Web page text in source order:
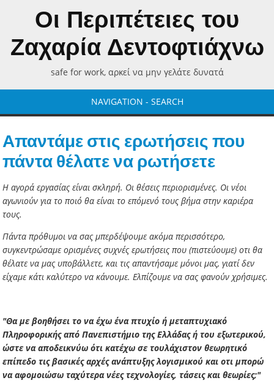
Οι Περιπέτειες του
Ζαχαρία Δεντοφτιάχνω
safe for work, αρκεί να μην γελάτε δυνατά
NAVIGATION - SEARCH
Απαντάμε στις ερωτήσεις που
πάντα θέλατε να ρωτήσετε
Η αγορά εργασίας είναι σκληρή. Οι θέσεις περιορισμένες. Οι νέοι
αγωνιούν για το ποιό θα είναι το επόμενό τους βήμα στην καριέρα
τους.
Πάντα πρόθυμοι να σας μπερδέψουμε ακόμα περισσότερο,
συγκεντρώσαμε ορισμένες συχνές ερωτήσεις που (πιστεύουμε) οτι θα
θέλατε να μας υποβάλλετε, και τις απαντήσαμε μόνοι μας, γιατί δεν
είχαμε κάτι καλύτερο να κάνουμε. Ελπίζουμε να σας φανούν χρήσιμες.
"Θα με βοηθήσει το να έχω ένα πτυχίο ή μεταπτυχιακό
Πληροφορικής από Πανεπιστήμιο της Ελλάδας ή του εξωτερικού,
ώστε να αποδεικνύω ότι κατέχω σε τουλάχιστον θεωρητικό
επίπεδο τις βασικές αρχές ανάπτυξης λογισμικού και οτι μπορώ
να αφομοιώσω ταχύτερα νέες τεχνολογίες, τάσεις και θεωρίες;"